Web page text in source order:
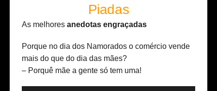
Piadas
As melhores anedotas engraçadas
Porque no dia dos Namorados o comércio vende
mais do que do dia das mães?
– Porquê mãe a gente só tem uma!